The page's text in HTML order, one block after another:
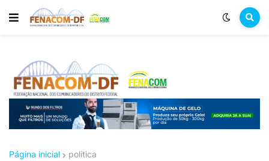
Página inicial politica